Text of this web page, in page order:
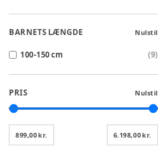
BARNETS LÆNGDE Nulstil
100-150 cm (9)
PRIS Nulstil
899,00 kr. 6.198,00 kr.